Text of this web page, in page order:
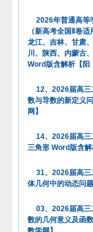
2026年普通高
（新高考全国Ⅱ卷
龙江、吉林、甘肃
川、陕西、内蒙古
Word版含解析【阳
12、2026届高三
数与导数的新定义
网】
14、2026届高三
三角形 Word版含解
31、2026届高三
体几何中的动态问
03、2026届高三
数的几何意义及函